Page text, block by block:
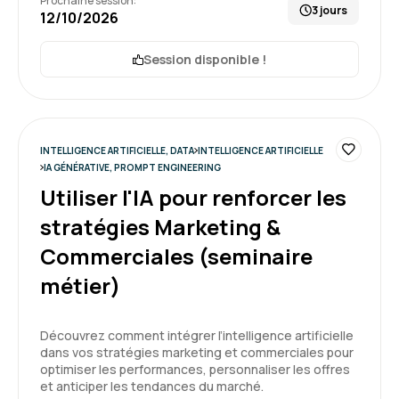
pratique, elle m'a donné une vision large sur l'IA
générative, ces opportunités, ses usages, ...
Formation : IA générative, état de l'art
Christophe P. Le 20/04/2026
12/10/2026 3 jours
Session disponible !
INTELLIGENCE ARTIFICIELLE, DATA INTELLIGENCE ARTIFICIELLE
IA GÉNÉRATIVE, PROMPT ENGINEERING
Utiliser l'IA pour renforcer les
stratégies Marketing &
Commerciales (seminaire
métier)
Découvrez comment intégrer l’intelligence artificielle
dans vos stratégies marketing et commerciales pour
optimiser les performances, personnaliser les offres
et anticiper les tendances du marché.